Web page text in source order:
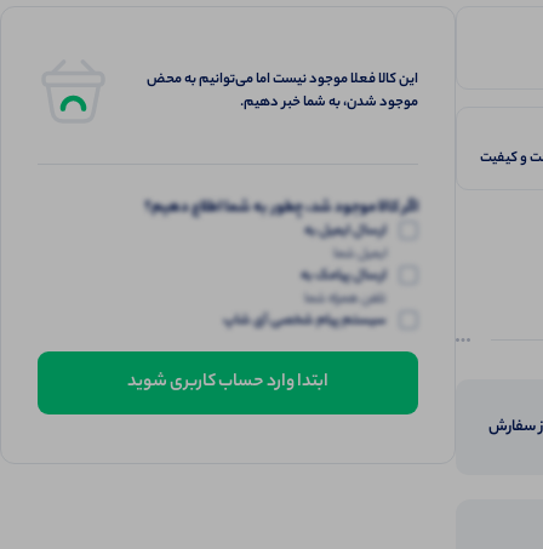
و کیفیت
سفارش
این کالا فعلا موجود نیست اما می‌توانیم به محض
موجود شدن، به شما خبر دهیم.
اگر کالا موجود شد، چطور به شما اطلاع دهیم؟
ارسال ایمیل به
ایمیل شما
ارسال پیامک به
تلفن همراه شما
سیستم پیام شخصی آی شاپ
ابتدا وارد حساب کاربری شوید